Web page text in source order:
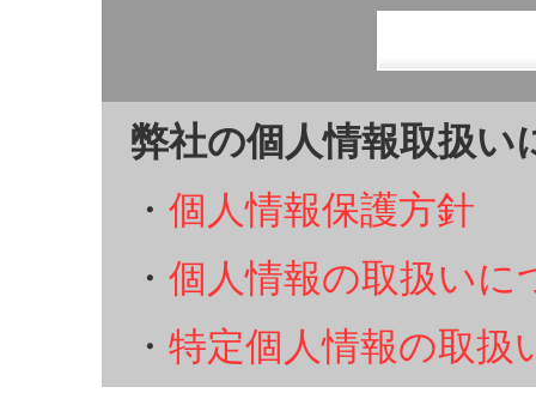
弊社の個人情報取扱い
・ 個人情報保護方針
・ 個人情報の取扱いに
・ 特定個人情報の取扱